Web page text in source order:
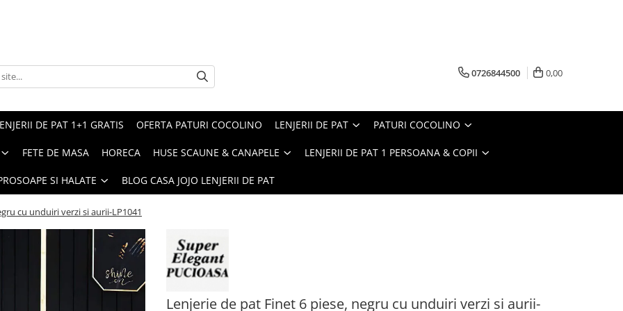
0726844500 0,00
DE PAT 1+1 GRATIS OFERTA PATURI COCOLINO LENJERII DE PAT PATURI COCOLINO
FETE DE MASA HORECA HUSE SCAUNE & CANAPELE LENJERII DE PAT 1 PERSOANA & COPII
SI HALATE BLOG CASA JOJO LENJERII DE PAT
cu unduiri verzi si aurii-LP1041
Lenjerie de pat Finet 6 piese, negru cu unduiri verzi si aurii-